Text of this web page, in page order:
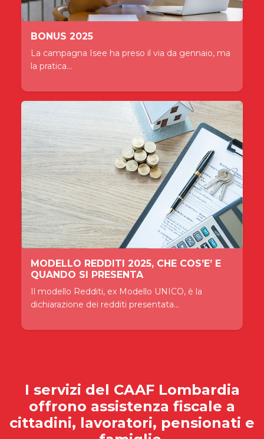
BONUS 2025
La campagna Isee ha preso il via da gennaio, ma
la pratica...
MODELLO REDDITI 2025, CHE COS’E’ E
QUANDO SI PRESENTA
Il modello Redditi, ex Modello UNICO, è la
dichiarazione dei redditi presentata...
I servizi del CAAF Lombardia
offrono assistenza fiscale a
cittadini, lavoratori, pensionati e